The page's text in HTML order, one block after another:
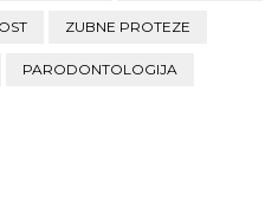
ZUBNE PROTEZE
PARODONTOLOGIJA